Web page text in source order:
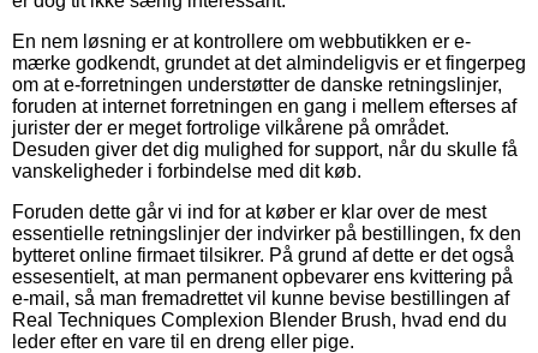
En nem løsning er at kontrollere om webbutikken er e-
mærke godkendt, grundet at det almindeligvis er et fingerpeg
om at e-forretningen understøtter de danske retningslinjer,
foruden at internet forretningen en gang i mellem efterses af
jurister der er meget fortrolige vilkårene på området.
Desuden giver det dig mulighed for support, når du skulle få
vanskeligheder i forbindelse med dit køb.
Foruden dette går vi ind for at køber er klar over de mest
essentielle retningslinjer der indvirker på bestillingen, fx den
bytteret online firmaet tilsikrer. På grund af dette er det også
essesentielt, at man permanent opbevarer ens kvittering på
e-mail, så man fremadrettet vil kunne bevise bestillingen af
Real Techniques Complexion Blender Brush, hvad end du
leder efter en vare til en dreng eller pige.